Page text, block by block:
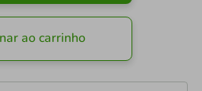
ao carrinho